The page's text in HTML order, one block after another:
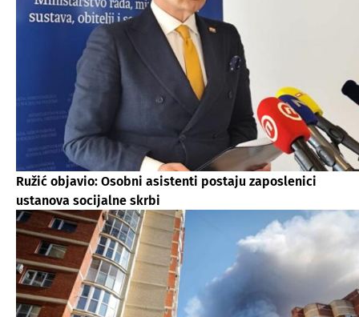
Ružić objavio: Osobni asistenti postaju zaposlenici
ustanova socijalne skrbi